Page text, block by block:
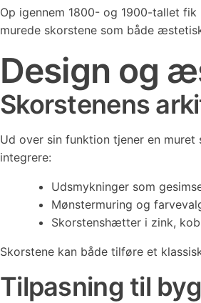
Op igennem 1800- og 1900-tallet
murede skorstene som både
Design og
Skorstenens
Ud over sin funktion tjener en
integrere:
Udsmykninger som
Mønstermuring og
Skorstenshætter i zink,
Skorstene kan både tilføre et
Tilpasning til